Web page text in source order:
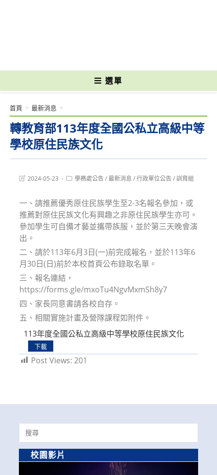
選單
轉教育部113年度全國公私立高級中等
學校原住民族文化
首頁 > 最新消息 >
Post2024-05-23
Post學務處公告/最新消息 /行政單位公告/訓育組
一、請推薦優秀原住民族學生至2-3名報名參加，或
推薦對原住民族文化有興趣之非原住民族學生亦可。
參加學生可自備才藝並攜帶族服，並於第三天晚會演
出。
二、請於113年6月3日(一)前完成報名，並於113年6
月30日(日)前於本校首頁公布錄取名單。
三、報名連結，
https://forms.gle/mxoTu4NgvMxmSh8y7
四、家長同意書請各校自存。
五、相關實施計畫及營隊課程如附件。
113年度全國公私立高級中等學校原住民族文化
下載
Post Views: 201
Search
for:
校園影片